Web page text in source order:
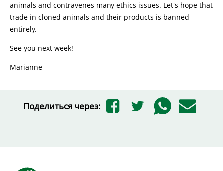
animals and contravenes many ethics issues. Let's hope that
trade in cloned animals and their products is banned
entirely.
See you next week!
Marianne
Поделиться через: